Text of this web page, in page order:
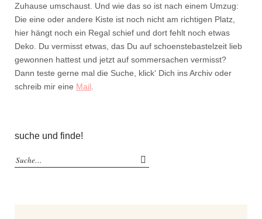
Zuhause umschaust. Und wie das so ist nach einem Umzug:
Die eine oder andere Kiste ist noch nicht am richtigen Platz,
hier hängt noch ein Regal schief und dort fehlt noch etwas
Deko. Du vermisst etwas, das Du auf schoenstebastelzeit lieb
gewonnen hattest und jetzt auf sommersachen vermisst?
Dann teste gerne mal die Suche, klick‘ Dich ins Archiv oder
schreib mir eine Mail
suche und finde!